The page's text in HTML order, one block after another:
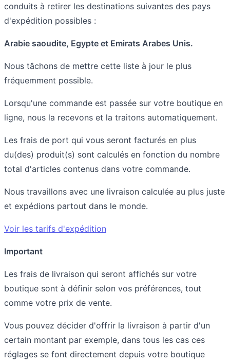
conduits à retirer les destinations suivantes des pays
d'expédition possibles :
Arabie saoudite, Egypte et Emirats Arabes Unis.
Nous tâchons de mettre cette liste à jour le plus
fréquemment possible.
Lorsqu'une commande est passée sur votre boutique en
ligne, nous la recevons et la traitons automatiquement.
Les frais de port qui vous seront facturés en plus
du(des) produit(s) sont calculés en fonction du nombre
total d'articles contenus dans votre commande.
Nous travaillons avec une livraison calculée au plus juste
et expédions partout dans le monde.
Voir les tarifs d'expédition
Important
Les frais de livraison qui seront affichés sur votre
boutique sont à définir selon vos préférences, tout
comme votre prix de vente.
Vous pouvez décider d'offrir la livraison à partir d'un
certain montant par exemple, dans tous les cas ces
réglages se font directement depuis votre boutique